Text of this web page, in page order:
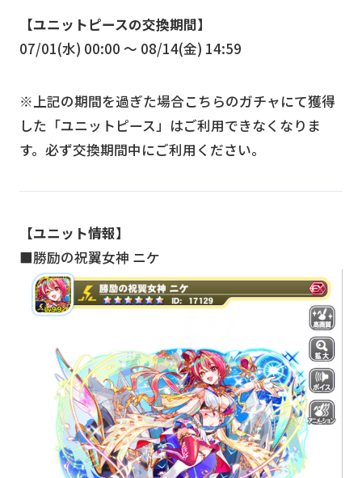
【ユニットピースの交換期間】
07/01(水) 00:00 〜 08/14(金) 14:59
※上記の期間を過ぎた場合こちらのガチャにて獲得
した「ユニットピース」はご利用できなくなりま
す。必ず交換期間中にご利用ください。
【ユニット情報】
■勝励の祝翼女神 ニケ